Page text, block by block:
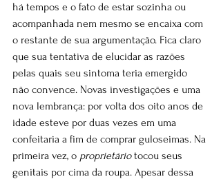
há tempos e o fato de estar sozinha ou
acompanhada nem mesmo se encaixa com
o restante de sua argumentação. Fica claro
que sua tentativa de elucidar as razões
pelas quais seu sintoma teria emergido
não convence. Novas investigações e uma
nova lembrança: por volta dos oito anos de
idade esteve por duas vezes em uma
confeitaria a fim de comprar guloseimas. Na
primeira vez, o proprietário tocou seus
genitais por cima da roupa. Apesar dessa